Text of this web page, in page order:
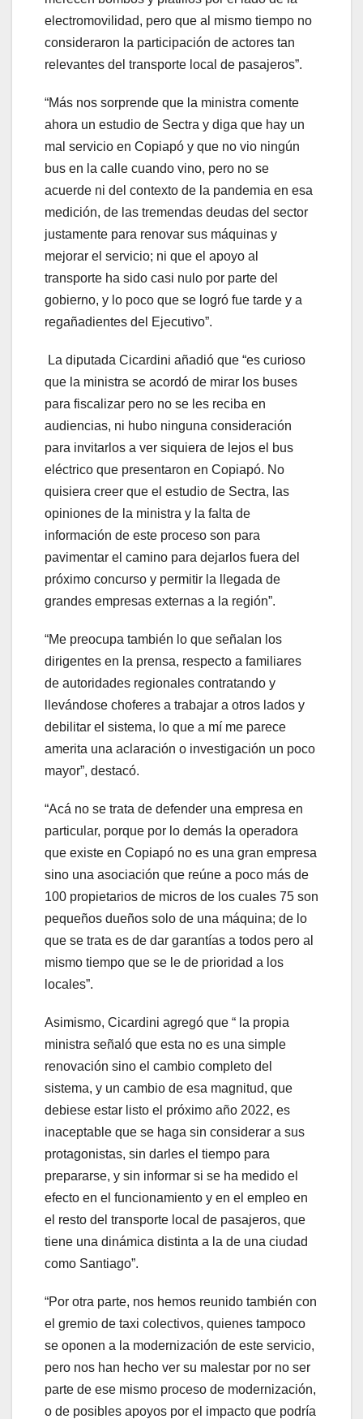
electromovilidad, pero que al mismo tiempo no
consideraron la participación de actores tan
relevantes del transporte local de pasajeros”.
“Más nos sorprende que la ministra comente
ahora un estudio de Sectra y diga que hay un
mal servicio en Copiapó y que no vio ningún
bus en la calle cuando vino, pero no se
acuerde ni del contexto de la pandemia en esa
medición, de las tremendas deudas del sector
justamente para renovar sus máquinas y
mejorar el servicio; ni que el apoyo al
transporte ha sido casi nulo por parte del
gobierno, y lo poco que se logró fue tarde y a
regañadientes del Ejecutivo”.
La diputada Cicardini añadió que “es curioso
que la ministra se acordó de mirar los buses
para fiscalizar pero no se les reciba en
audiencias, ni hubo ninguna consideración
para invitarlos a ver siquiera de lejos el bus
eléctrico que presentaron en Copiapó. No
quisiera creer que el estudio de Sectra, las
opiniones de la ministra y la falta de
información de este proceso son para
pavimentar el camino para dejarlos fuera del
próximo concurso y permitir la llegada de
grandes empresas externas a la región”.
“Me preocupa también lo que señalan los
dirigentes en la prensa, respecto a familiares
de autoridades regionales contratando y
llevándose choferes a trabajar a otros lados y
debilitar el sistema, lo que a mí me parece
amerita una aclaración o investigación un poco
mayor”, destacó.
“Acá no se trata de defender una empresa en
particular, porque por lo demás la operadora
que existe en Copiapó no es una gran empresa
sino una asociación que reúne a poco más de
100 propietarios de micros de los cuales 75 son
pequeños dueños solo de una máquina; de lo
que se trata es de dar garantías a todos pero al
mismo tiempo que se le de prioridad a los
locales”.
Asimismo, Cicardini agregó que “ la propia
ministra señaló que esta no es una simple
renovación sino el cambio completo del
sistema, y un cambio de esa magnitud, que
debiese estar listo el próximo año 2022, es
inaceptable que se haga sin considerar a sus
protagonistas, sin darles el tiempo para
prepararse, y sin informar si se ha medido el
efecto en el funcionamiento y en el empleo en
el resto del transporte local de pasajeros, que
tiene una dinámica distinta a la de una ciudad
como Santiago”.
“Por otra parte, nos hemos reunido también con
el gremio de taxi colectivos, quienes tampoco
se oponen a la modernización de este servicio,
pero nos han hecho ver su malestar por no ser
parte de ese mismo proceso de modernización,
o de posibles apoyos por el impacto que podría